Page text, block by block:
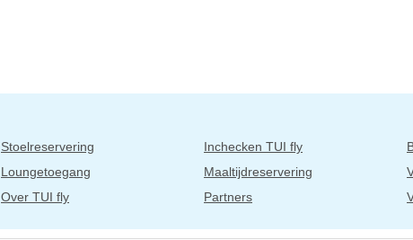
Stoelreservering Inchecken TUI fly
Loungetoegang Maaltijdreservering
Over TUI fly Partners